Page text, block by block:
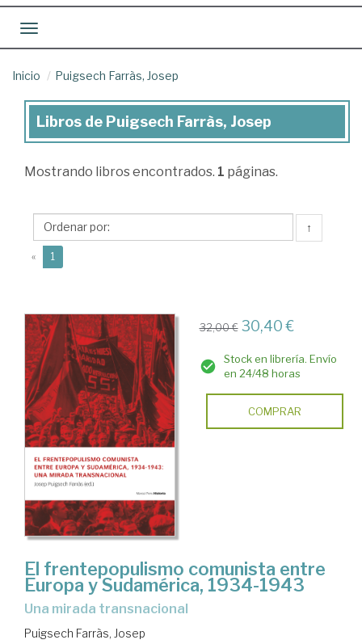
Toggle navigation
Inicio Puigsech Farràs, Josep
Libros
Puigsech
Josep
Libros de Puigsech Farràs, Josep
Mostrando libros encontrados. 1 páginas.
↑
« 1
32,00 € 30,40 €
Stock en librería. Envío
en 24/48 horas
COMPRAR
El frentepopulismo comunista entre
Europa y Sudamérica, 1934-1943
una mirada transnacional
Puigsech Farràs, Josep